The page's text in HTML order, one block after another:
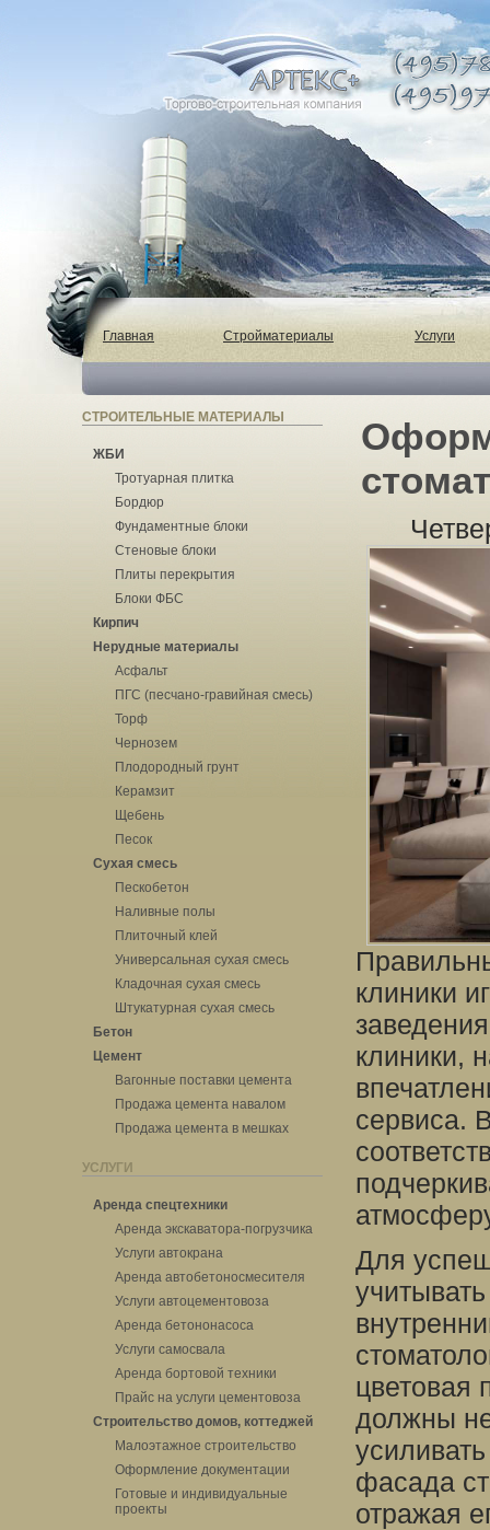
Главная Стройматериалы Услуги
СТРОИТЕЛЬНЫЕ МАТЕРИАЛЫ
ЖБИ
Тротуарная плитка
Бордюр
Фундаментные блоки
Стеновые блоки
Плиты перекрытия
Блоки ФБС
Кирпич
Нерудные материалы
Асфальт
ПГС (песчано-гравийная смесь)
Торф
Чернозем
Плодородный грунт
Керамзит
Щебень
Песок
Сухая смесь
Пескобетон
Наливные полы
Плиточный клей
Универсальная сухая смесь
Кладочная сухая смесь
Штукатурная сухая смесь
Бетон
Цемент
Вагонные поставки цемента
Продажа цемента навалом
Продажа цемента в мешках
УСЛУГИ
Аренда спецтехники
Аренда экскаватора-погрузчика
Услуги автокрана
Аренда автобетоносмесителя
Услуги автоцементовоза
Аренда бетононасоса
Услуги самосвала
Аренда бортовой техники
Прайс на услуги цементовоза
Строительство домов, коттеджей
Малоэтажное строительство
Оформление документации
Готовые и индивидуальные
проекты
клиники
клиники,
сервиса.
Для
цветовая
должны
фасада
отражая